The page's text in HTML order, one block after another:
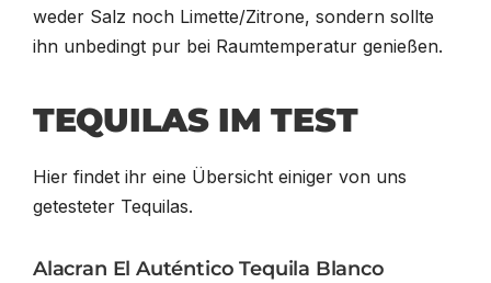
weder Salz noch Limette/Zitrone, sondern sollte
ihn unbedingt pur bei Raumtemperatur genießen.
TEQUILAS IM TEST
Hier findet ihr eine Übersicht einiger von uns
getesteter Tequilas.
Alacran El Auténtico Tequila Blanco